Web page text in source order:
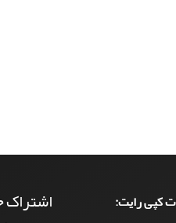
کپی رایت:
اشتراک